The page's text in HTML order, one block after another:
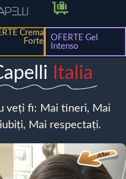
Crema
Forte
OFERTE Gel
Intenso
Italia
veți fi: Mai tineri, Mai
Mai respectați.